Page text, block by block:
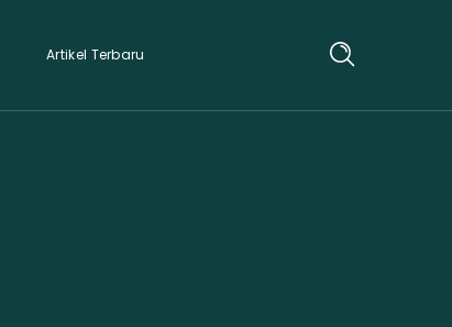
Artikel Terbaru